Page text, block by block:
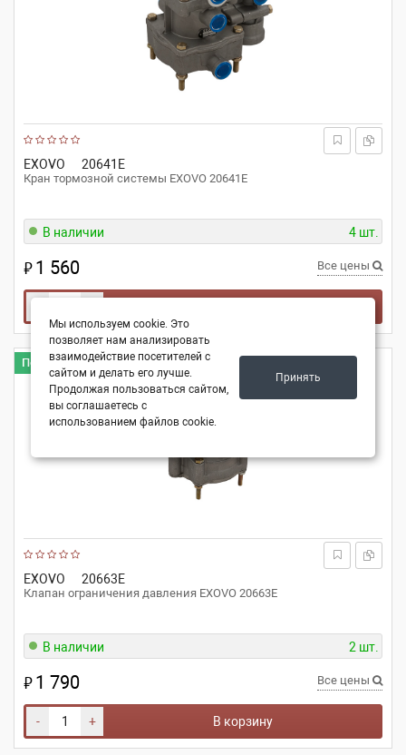
EXOVO 20641E
Кран тормозной системы EXOVO 20641E
В наличии 4 шт.
₽1 560 Все цены
EXOVO 20663E
Клапан ограничения давления EXOVO 20663E
Популярно
В наличии 2 шт.
₽1 790 Все цены
- + В корзину
Мы используем cookie. Это
позволяет нам анализировать
взаимодействие посетителей с
сайтом и делать его лучше.
Продолжая пользоваться сайтом,
вы соглашаетесь с
использованием файлов cookie.
Принять